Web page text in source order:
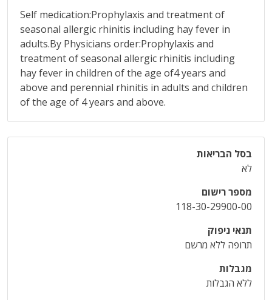
Self medication:Prophylaxis and treatment of
seasonal allergic rhinitis including hay fever in
adults.By Physicians order:Prophylaxis and
treatment of seasonal allergic rhinitis including
hay fever in children of the age of4 years and
above and perennial rhinitis in adults and children
of the age of 4 years and above.
בסל הבריאות
לא
מספר רישום
118-30-29900-00
תנאי ניפוק
תרופה ללא מרשם
מגבלות
ללא הגבלות